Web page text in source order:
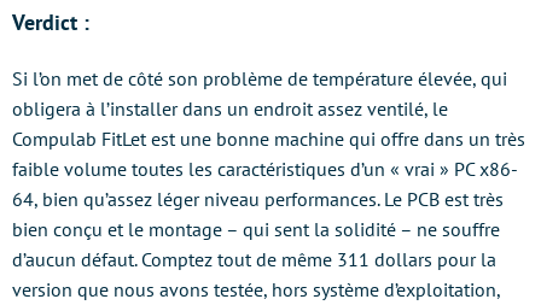
Verdict :
Si l’on met de côté son problème de température élevée, qui
obligera à l’installer dans un endroit assez ventilé, le
Compulab FitLet est une bonne machine qui offre dans un très
faible volume toutes les caractéristiques d’un « vrai » PC x86-
64, bien qu’assez léger niveau performances. Le PCB est très
bien conçu et le montage – qui sent la solidité – ne souffre
d’aucun défaut. Comptez tout de même 311 dollars pour la
version que nous avons testée, hors système d’exploitation,